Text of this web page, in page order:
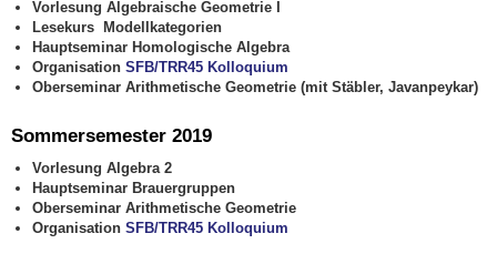
Vorlesung Algebraische Geometrie I
Lesekurs Modellkategorien
Hauptseminar Homologische Algebra
OrganisationSFB/TRR45 Kolloquium
Oberseminar Arithmetische Geometrie (mit Stäbler, Javanpeykar)
Sommersemester 2019
Vorlesung Algebra 2
Hauptseminar Brauergruppen
Oberseminar Arithmetische Geometrie
OrganisationSFB/TRR45 Kolloquium